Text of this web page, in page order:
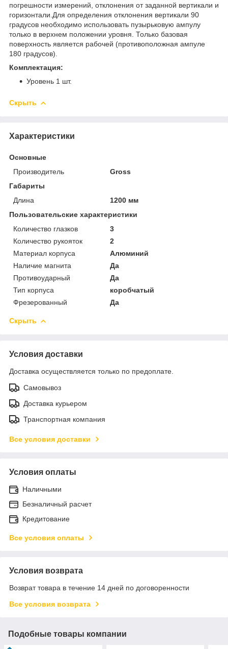
погрешности измерений, отклонения от заданной вертикали и
горизонтали.Для определения отклонения вертикали 90
градусов необходимо использовать пузырьковую ампулу
только в верхнем положении уровня. Только базовая
поверхность является рабочей (противоположная ампуле
180 градусов).
Комплектация:
Уровень 1 шт.
Скрыть
Характеристики
Основные
Производитель
Gross
Габариты
Длина
1200 мм
Пользовательские характеристики
Количество глазков
3
Количество рукояток
2
Материал корпуса
Алюминий
Наличие магнита
Да
Противоударный
Да
Тип корпуса
коробчатый
Фрезерованный
Да
Скрыть
Условия доставки
Доставка осуществляется только по предоплате.
Самовывоз
Доставка курьером
Транспортная компания
Все условия доставки
Условия оплаты
Наличными
Безналичный расчет
Кредитование
Все условия оплаты
Условия возврата
Возврат товара в течение 14 дней по договоренности
Все условия возврата
Подобные товары компании